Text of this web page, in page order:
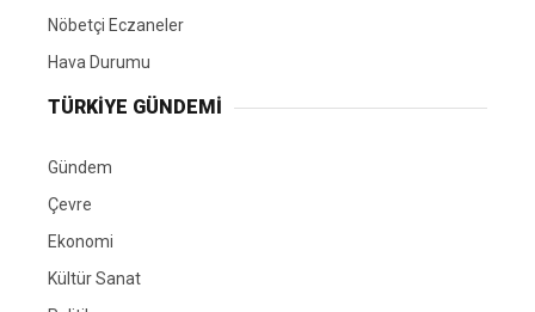
Nöbetçi Eczaneler
Hava Durumu
TÜRKIYE GÜNDEMI
Gündem
Çevre
Ekonomi
Kültür Sanat